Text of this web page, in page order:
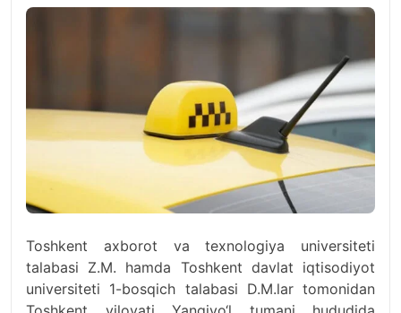
Toshkent axborot va texnologiya universiteti
talabasi Z.M. hamda Toshkent davlat iqtisodiyot
universiteti 1-bosqich talabasi D.M.lar tomonidan